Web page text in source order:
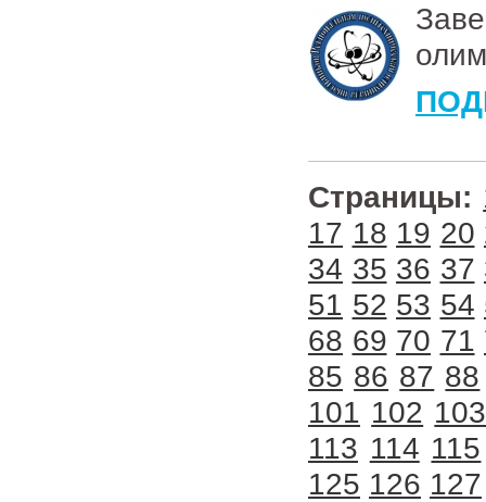
Страницы:
17 18 19 20
34 35 36 37
51 52 53 54
68 69 70 71
85 86 87 88
101 102 103
113 114 115
125 126 127